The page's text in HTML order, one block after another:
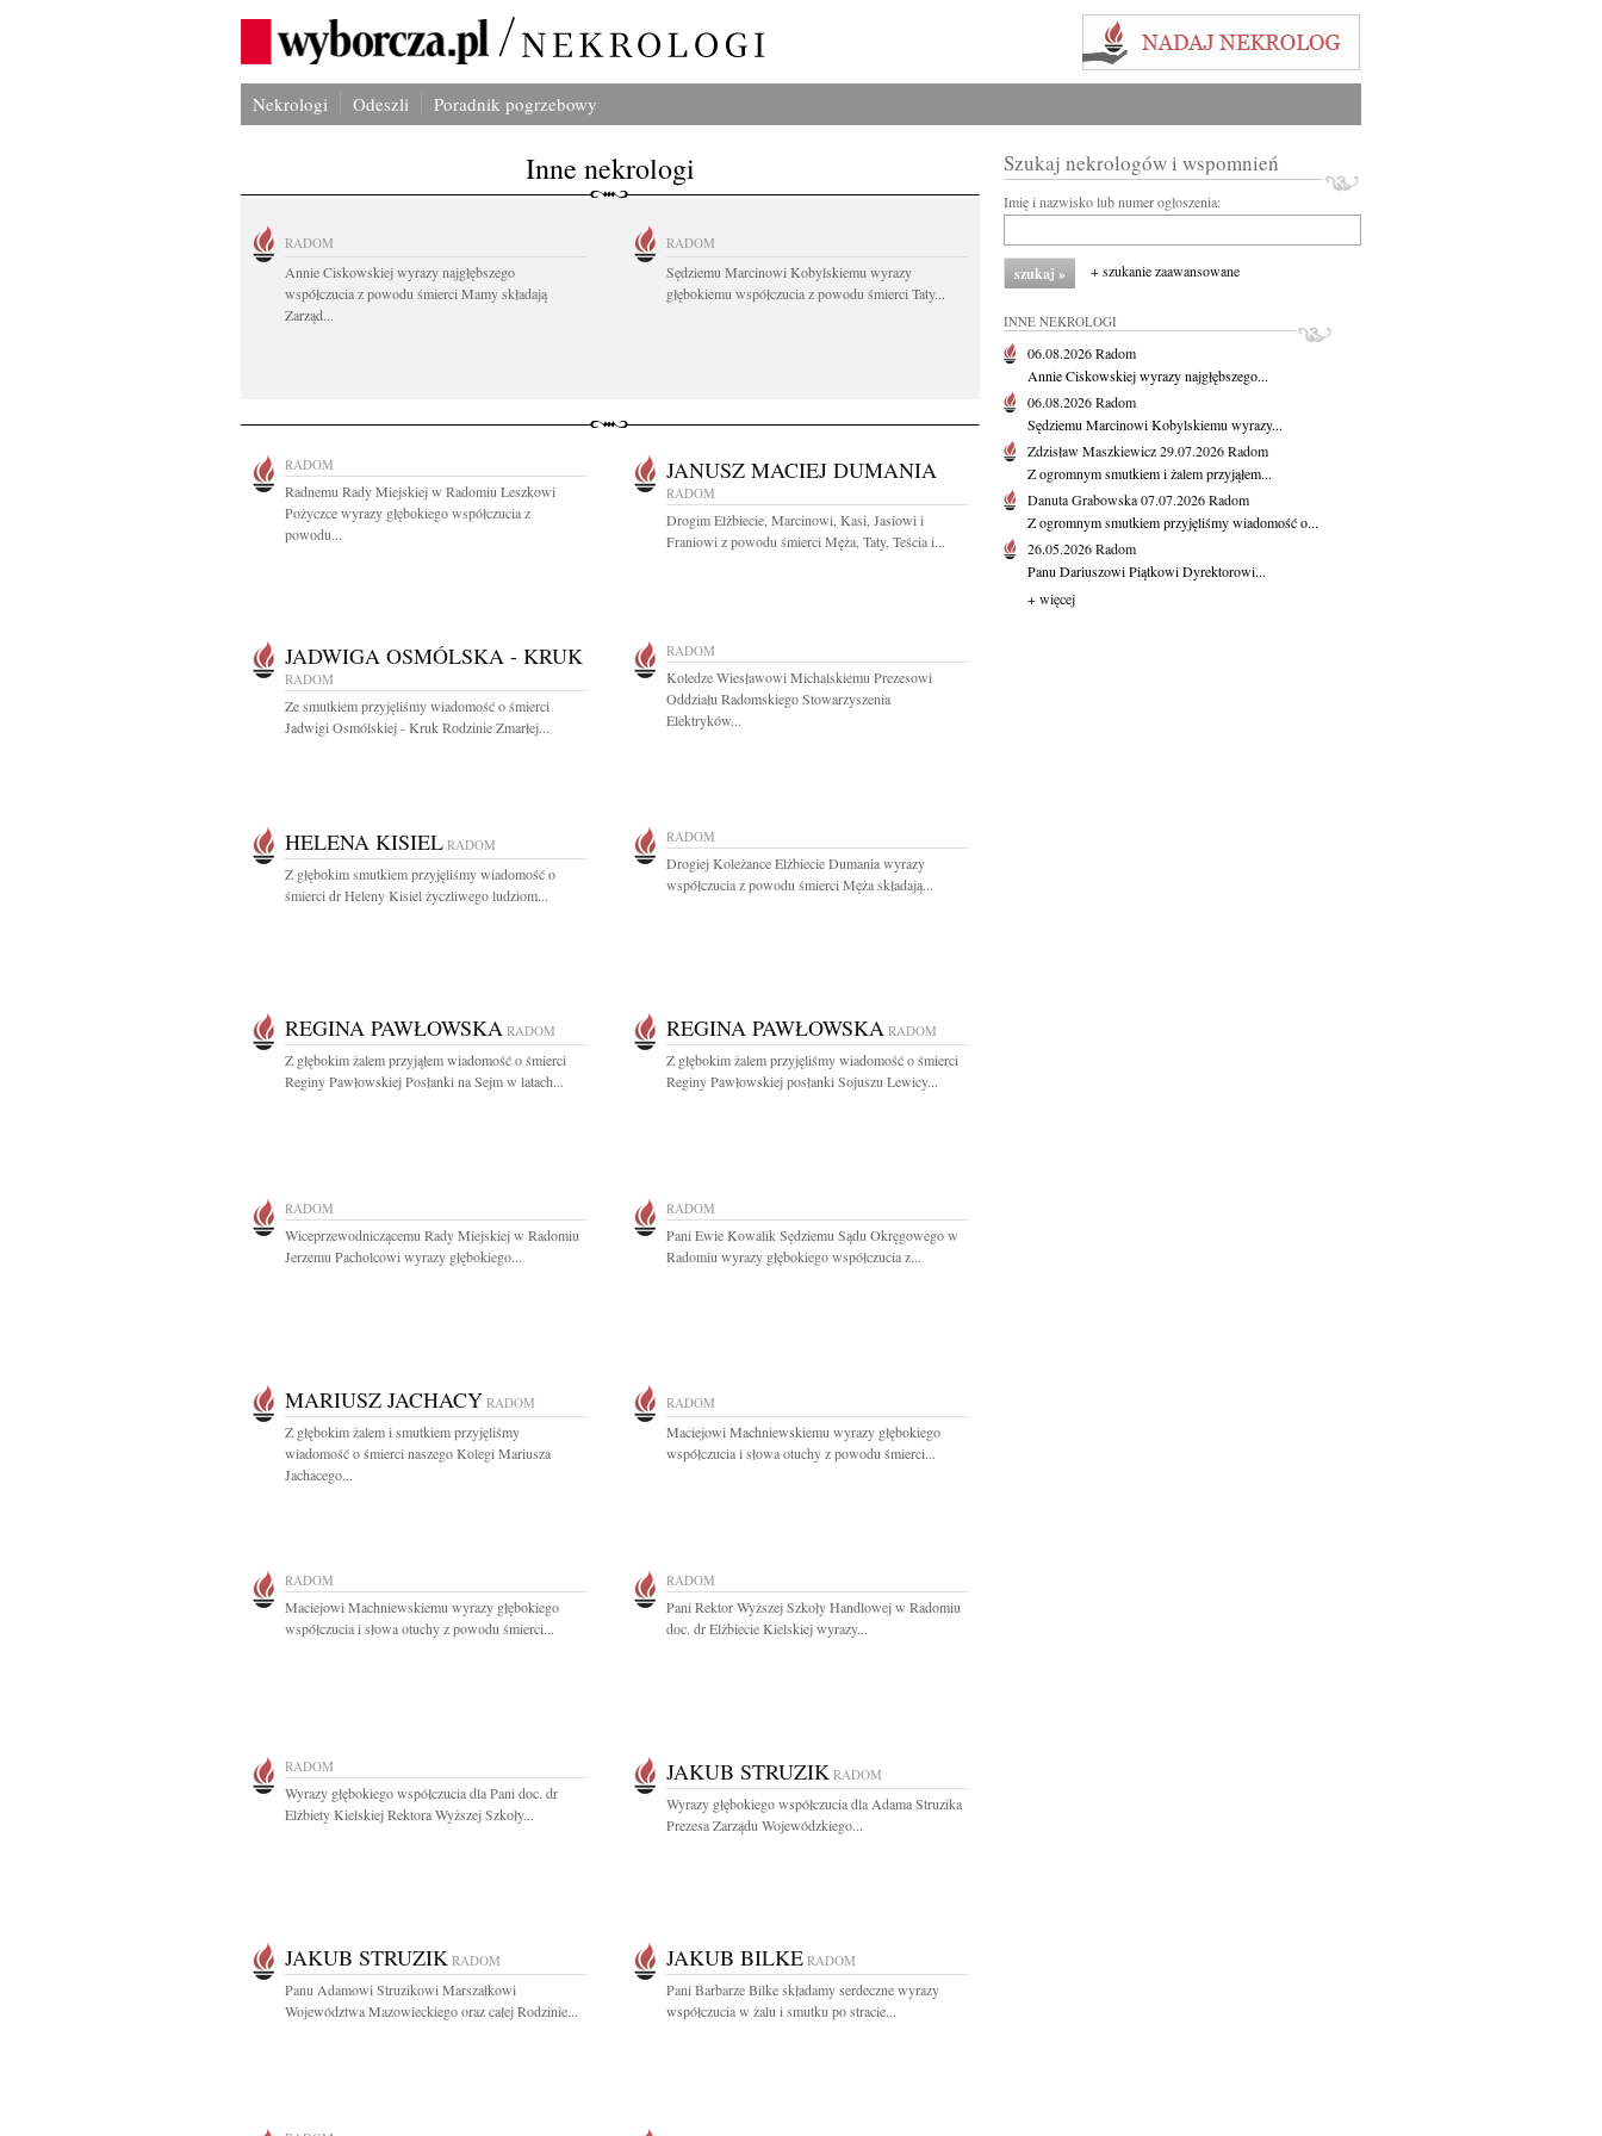
Nekrologi Odeszli Poradnik pogrzebowy
Inne nekrologi
RADOM
Annie Ciskowskiej wyrazy najgłębszego
współczucia z powodu śmierci Mamy składają
Zarząd...
RADOM
Sędziemu Marcinowi Kobylskiemu wyrazy
głębokiemu współczucia z powodu śmierci Taty...
RADOM
Radnemu Rady Miejskiej w Radomiu Leszkowi
Pożyczce wyrazy głębokiego współczucia z
powodu...
JANUSZ MACIEJ DUMANIA
RADOM
Drogim Elżbiecie, Marcinowi, Kasi, Jasiowi i
Franiowi z powodu śmierci Męża, Taty, Teścia i...
JADWIGA OSMÓLSKA - KRUK
RADOM
Ze smutkiem przyjęliśmy wiadomość o śmierci
Jadwigi Osmólskiej - Kruk Rodzinie Zmarłej...
RADOM
Koledze Wiesławowi Michalskiemu Prezesowi
Oddziału Radomskiego Stowarzyszenia
Elektryków...
HELENA KISIEL RADOM
Z głębokim smutkiem przyjęliśmy wiadomość o
śmierci dr Heleny Kisiel życzliwego ludziom...
RADOM
Drogiej Koleżance Elżbiecie Dumania wyrazy
współczucia z powodu śmierci Męża składają...
REGINA PAWŁOWSKA RADOM
Z głębokim żalem przyjąłem wiadomość o śmierci
Reginy Pawłowskiej Posłanki na Sejm w latach...
REGINA PAWŁOWSKA RADOM
Z głębokim żalem przyjęliśmy wiadomość o śmierci
Reginy Pawłowskiej posłanki Sojuszu Lewicy...
RADOM
Wiceprzewodniczącemu Rady Miejskiej w Radomiu
Jerzemu Pacholcowi wyrazy głębokiego...
RADOM
Pani Ewie Kowalik Sędziemu Sądu Okręgowego w
Radomiu wyrazy głębokiego współczucia z...
MARIUSZ JACHACY RADOM
Z głębokim żalem i smutkiem przyjęliśmy
wiadomość o śmierci naszego Kolegi Mariusza
Jachacego...
RADOM
Maciejowi Machniewskiemu wyrazy głębokiego
współczucia i słowa otuchy z powodu śmierci...
RADOM
Maciejowi Machniewskiemu wyrazy głębokiego
współczucia i słowa otuchy z powodu śmierci...
RADOM
Pani Rektor Wyższej Szkoły Handlowej w Radomiu
doc. dr Elżbiecie Kielskiej wyrazy...
RADOM
Wyrazy głębokiego współczucia dla Pani doc. dr
Elżbiety Kielskiej Rektora Wyższej Szkoły...
JAKUB STRUZIK RADOM
Wyrazy głębokiego współczucia dla Adama Struzika
Prezesa Zarządu Wojewódzkiego...
JAKUB STRUZIK RADOM
Panu Adamowi Struzikowi Marszałkowi
Województwa Mazowieckiego oraz całej Rodzinie...
JAKUB BILKE RADOM
Pani Barbarze Bilke składamy serdeczne wyrazy
współczucia w żalu i smutku po stracie...
Szukaj nekrologów i wspomnień
Imię i nazwisko lub numer ogłoszenia:
+ szukanie zaawansowane
INNE NEKROLOGI
06.08.2026Radom
Annie Ciskowskiej wyrazy najgłębszego...
06.08.2026Radom
Sędziemu Marcinowi Kobylskiemu wyrazy...
Zdzisław Maszkiewicz29.07.2026Radom
Z ogromnym smutkiem i żalem przyjąłem...
Danuta Grabowska07.07.2026Radom
Z ogromnym smutkiem przyjęliśmy wiadomość o...
26.05.2026Radom
Panu Dariuszowi Piątkowi Dyrektorowi...
+ więcej